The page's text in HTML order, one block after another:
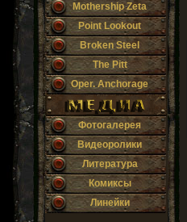
Mothership Zeta
Point Lookout
Broken Steel
The Pitt
Oper. Anchorage
Фотогалерея
Видеоролики
Литература
Комиксы
Линейки